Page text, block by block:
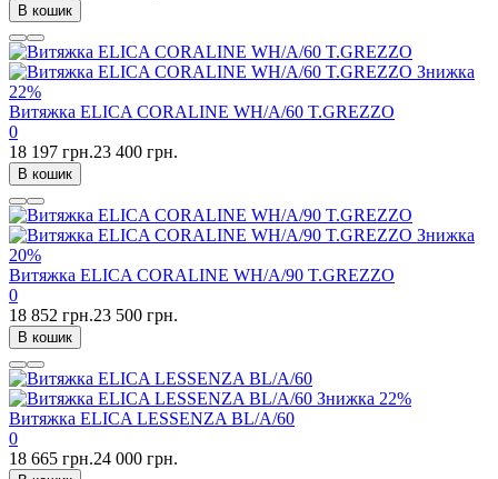
В кошик
Знижка
22%
Витяжка ELICA CORALINE WH/A/60 T.GREZZO
0
18 197 грн.23 400 грн.
В кошик
Знижка
20%
Витяжка ELICA CORALINE WH/A/90 T.GREZZO
0
18 852 грн.23 500 грн.
В кошик
Знижка 22%
Витяжка ELICA LESSENZA BL/A/60
0
18 665 грн.24 000 грн.